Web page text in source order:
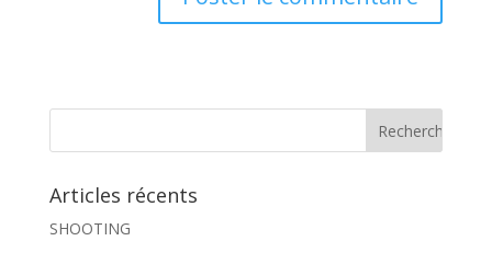
Articles récents
SHOOTING